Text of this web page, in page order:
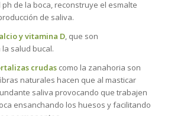
de la boca, reconstruye el esmalte
de saliva.
y vitamina D, que son
salud bucal.
crudascomo la zanahoria son
naturales hacen que al masticar
saliva provocando que trabajen
ensanchando los huesos y facilitando